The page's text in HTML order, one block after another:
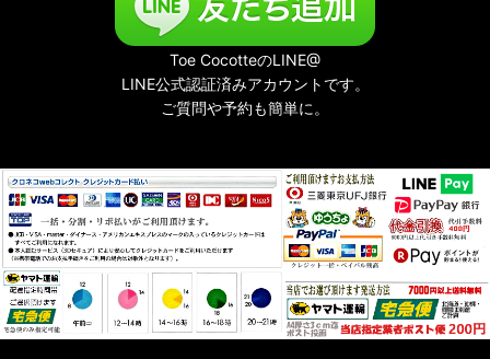
Toe CocotteのLINE@
LINE公式認証済みアカウントです。
ご質問や予約も簡単に。